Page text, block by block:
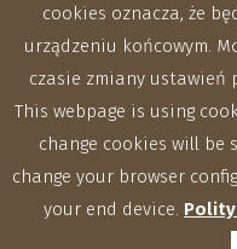
cookies oznacza, że
urządzeniu końcowym.
czasie zmiany ustawień
This webpage is using
change cookies will be
change your browser
your end device.